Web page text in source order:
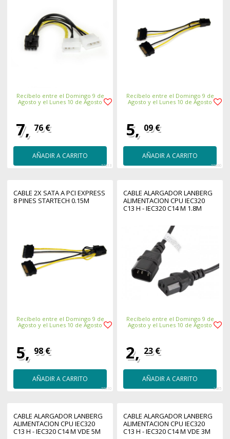
Recíbelo entre el Domingo 9 de
Agosto y el Lunes 10 de Agosto
7, 76 €
AÑADIR A CARRITO
57313
Recíbelo entre el Domingo 9 de
Agosto y el Lunes 10 de Agosto
5, 09 €
AÑADIR A CARRITO
55860
CABLE 2X SATA A PCI EXPRESS
8 PINES STARTECH 0.15M
Recíbelo entre el Domingo 9 de
Agosto y el Lunes 10 de Agosto
5, 98 €
AÑADIR A CARRITO
55810
CABLE ALARGADOR LANBERG
ALIMENTACION CPU IEC320
C13 H - IEC320 C14 M 1.8M
Recíbelo entre el Domingo 9 de
Agosto y el Lunes 10 de Agosto
2, 23 €
AÑADIR A CARRITO
2485
CABLE ALARGADOR LANBERG
ALIMENTACION CPU IEC320
C13 H - IEC320 C14 M VDE 5M
CABLE ALARGADOR LANBERG
ALIMENTACION CPU IEC320
C13 H - IEC320 C14 M VDE 3M